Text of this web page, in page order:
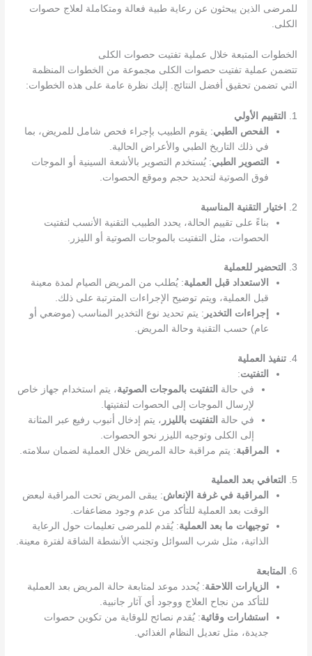
للمرضى الذين يبحثون عن رعاية طبية فعالة ومتكاملة لعلاج حصوات
الكلى.
الخطوات المتبعة خلال عملية تفتيت حصوات الكلى
تتضمن عملية تفتيت حصوات الكلى مجموعة من الخطوات المنظمة
التي تضمن تحقيق أفضل النتائج. إليك نظرة عامة على هذه الخطوات:
1.
التقييم الأولي
الفحص الطبي: يقوم الطبيب بإجراء فحص شامل للمريض، بما
في ذلك التاريخ الطبي والأعراض الحالية.
التصوير الطبي: يُستخدم التصوير بالأشعة السينية أو الموجات
فوق الصوتية لتحديد حجم وموقع الحصوات.
2.
اختيار التقنية المناسبة
بناءً على تقييم الحالة، يحدد الطبيب التقنية الأنسب لتفتيت
الحصوات، مثل التفتيت بالموجات الصوتية أو الليزر.
3.
التحضير للعملية
الاستعداد قبل العملية: يُطلب من المريض الصيام لمدة معينة
قبل العملية، ويتم توضيح الإجراءات المترتبة على ذلك.
إجراءات التخدير : يتم تحديد نوع التخدير المناسب (موضعي أو
عام) حسب التقنية وحالة المريض.
4. تنفيذ العملية
التفتيت:
في حالة التفتيت بالموجات الصوتية، يتم استخدام جهاز خاص
لإرسال الموجات إلى الحصوات لتفتيتها.
في حالة التفتيت بالليزر ، يتم إدخال أنبوب رفيع عبر المثانة
إلى الكلى وتوجيه الليزر نحو الحصوات.
المراقبة: يتم مراقبة حالة المريض خلال العملية لضمان سلامته.
5.
التعافي بعد العملية
المراقبة في غرفة الإنعاش: يبقى المريض تحت المراقبة لبعض
الوقت بعد العملية للتأكد من عدم وجود مضاعفات.
توجيهات ما بعد العملية: يُقدم للمرضى تعليمات حول الرعاية
الذاتية، مثل شرب السوائل وتجنب الأنشطة الشاقة لفترة معينة.
6.
المتابعة
الزيارات اللاحقة: يُحدد موعد لمتابعة حالة المريض بعد العملية
للتأكد من نجاح العلاج ووجود أي آثار جانبية.
استشارات وقائية: يُقدم نصائح للوقاية من تكوين حصوات
جديدة، مثل تعديل النظام الغذائي.